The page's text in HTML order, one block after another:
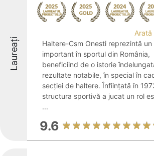
Laureați
Arată
Haltere-Csm Onesti reprezintă
important în sportul din România,
beneficiind de o istorie
rezultate notabile, în special în
secției de haltere. Înființată în
structura sportivă a jucat un rol
...
9.6